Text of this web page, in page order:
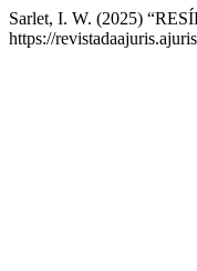
Sarlet, I. W. (2025)
https://